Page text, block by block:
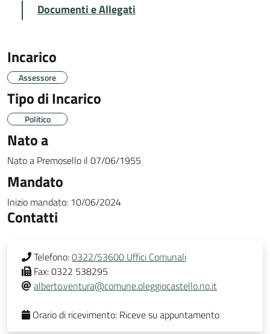
Documenti e Allegati
Incarico
Assessore
Tipo di Incarico
Politico
Nato a
Nato a Premosello il 07/06/1955
Mandato
Inizio mandato: 10/06/2024
Contatti
Telefono:0322/53600 Uffici Comunali
Fax:0322 538295
alberto.ventura@comune.oleggiocastello.no.it
Orario di ricevimento: Riceve su appuntamento